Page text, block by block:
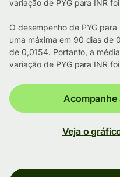
variação de PYG para INR
O desempenho de PYG
uma máxima em 90 dias de
de 0,0154. Portanto, a
variação de PYG para INR
Acompanhe
Veja o